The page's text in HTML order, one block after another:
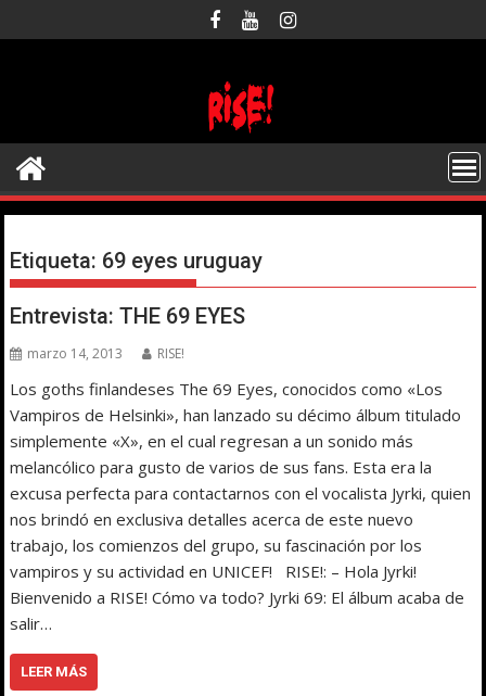
al
Etiqueta: 69 eyes uruguay
Entrevista: THE 69 EYES
marzo 14, 2013 RISE!
Los goths finlandeses The 69 Eyes, conocidos como «Los
Vampiros de Helsinki», han lanzado su décimo álbum titulado
simplemente «X», en el cual regresan a un sonido más
melancólico para gusto de varios de sus fans. Esta era la
excusa perfecta para contactarnos con el vocalista Jyrki, quien
nos brindó en exclusiva detalles acerca de este nuevo
trabajo, los comienzos del grupo, su fascinación por los
vampiros y su actividad en UNICEF! RISE!: – Hola Jyrki!
Bienvenido a RISE! Cómo va todo? Jyrki 69: El álbum acaba de
salir…
LEER MÁS